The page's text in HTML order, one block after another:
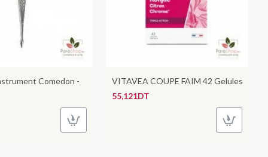
Comedon -
VITAVEA COUPE FAIM 42 Gelules
55,121DT